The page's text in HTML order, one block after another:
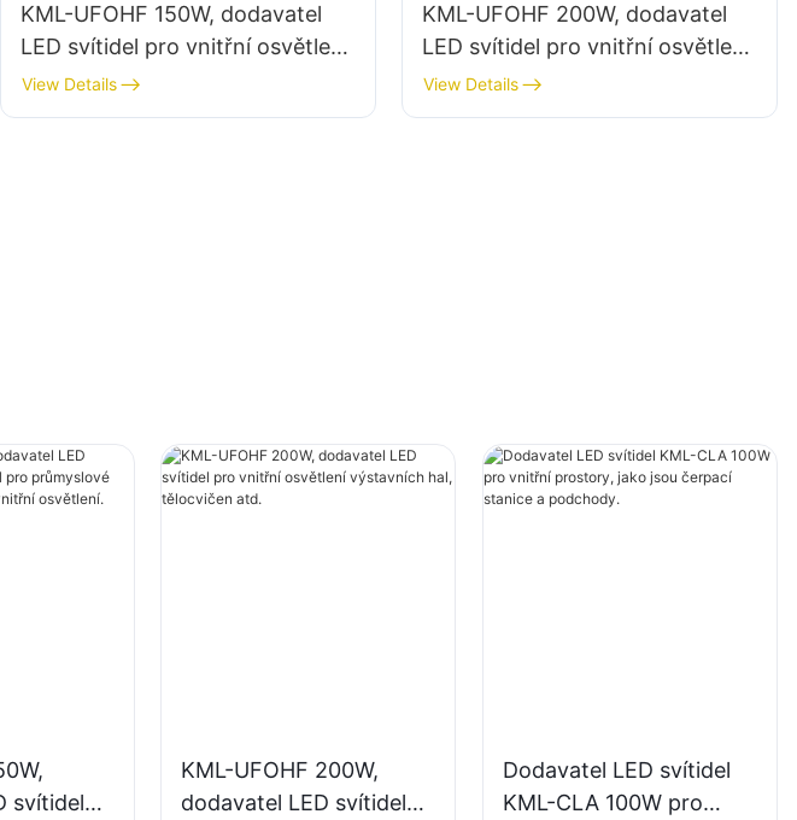
KML-UFOHF 150W, dodavatel
LED svítidel pro vnitřní osvětlení
průmyslových závodů,
tělocvičen atd.
View Details
KML-UFOHF 200W, dodavatel
LED svítidel pro vnitřní osvětlení
výstavních hal, tělocvičen atd.
View Details
svítidel
KML-UFOHF 200W,
dodavatel LED svítidel
Dodavatel LED svítidel
KML-CLA 100W pro